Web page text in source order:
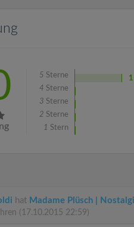
5 Sterne
1
4 Sterne
3 Sterne
2 Sterne
1 Stern
hat Madame Plüsch |
(17.10.2015 22:59)